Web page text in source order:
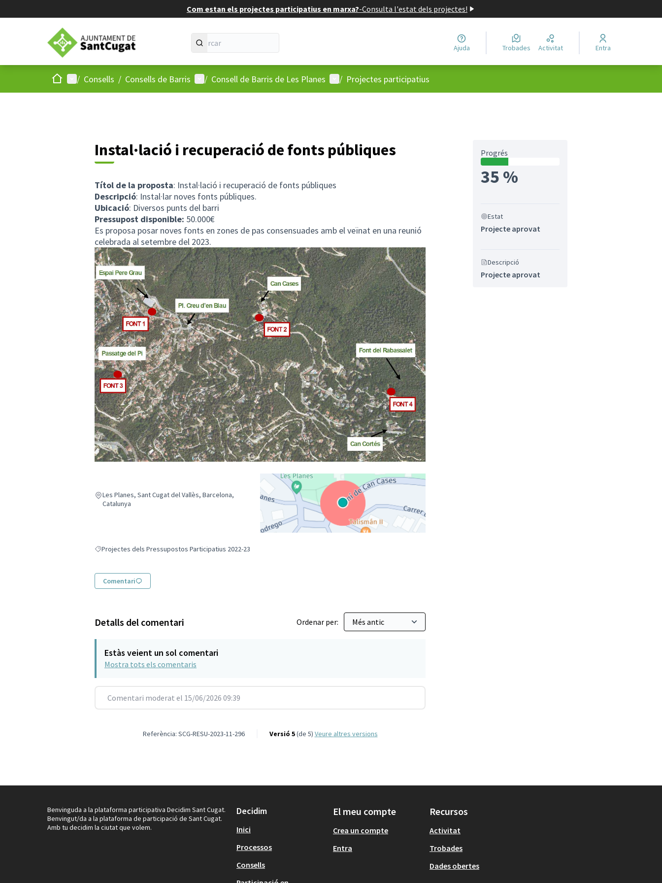
Com estan els projectes participatius en marxa?-Consulta l'estat dels projectes!
Ajuda Trobades Activitat Entra
Inici Menú principal
/ Consells / Consells de Barris Menú d'usuari
/ Consell de Barris de Les Planes Menú d'usuari
/ Projectes participatius
Instal·lació i recuperació de fonts públiques
Títol de la proposta: Instal·lació i recuperació de fonts públiques
Descripció: Instal·lar noves fonts públiques.
Ubicació: Diversos punts del barri
Pressupost disponible: 50.000€
Es proposa posar noves fonts en zones de pas consensuades amb el veïnat en una reunió
celebrada al setembre del 2023.
Les Planes, Sant Cugat del Vallès, Barcelona,
Catalunya
Resultats en filtrar per: Projectes dels Pressupostos Participatius 2022-23
Projectes dels Pressupostos Participatius 2022-23
Comentari
Progrés
35 %
Estat
Projecte aprovat
Descripció
Projecte aprovat
Detalls del comentari Ordenar per:
Estàs veient un sol comentari
Mostra tots els comentaris
Comentari moderat el 15/06/2026 09:39
Referència: SCG-RESU-2023-11-296 Versió 5(de 5) veure altres versions
Benvinguda a la plataforma participativa Decidim Sant Cugat.
Benvingut/da a la plataforma de participació de Sant Cugat.
Amb tu decidim la ciutat que volem.
Decidim
Inici
Processos
Consells
El meu compte
Crea un compte
Entra
Recursos
Activitat
Trobades
Dades obertes